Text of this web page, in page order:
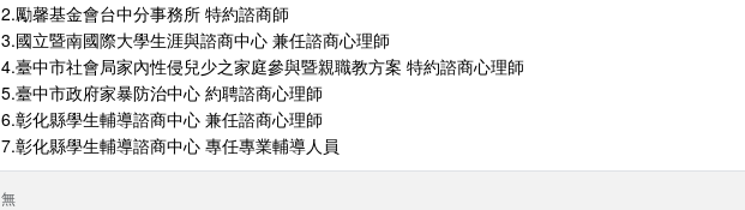
2.勵馨基金會台中分事務所 特約諮商師
3.國立暨南國際大學生涯與諮商中心 兼任諮商心理師
4.臺中市社會局家內性侵兒少之家庭參與暨親職教方案 特約諮商心理師
5.臺中市政府家暴防治中心 約聘諮商心理師
6.彰化縣學生輔導諮商中心 兼任諮商心理師
7.彰化縣學生輔導諮商中心 專任專業輔導人員
無